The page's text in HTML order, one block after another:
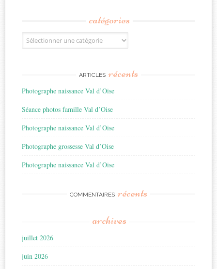
catégories
Catégories
ARTICLES récents
Photographe naissance Val d’Oise
Séance photos famille Val d’Oise
Photographe naissance Val d’Oise
Photographe grossesse Val d’Oise
Photographe naissance Val d’Oise
COMMENTAIRES récents
archives
juillet 2026
juin 2026